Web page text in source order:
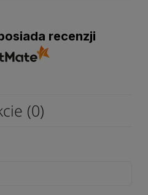
recenzji
(0)